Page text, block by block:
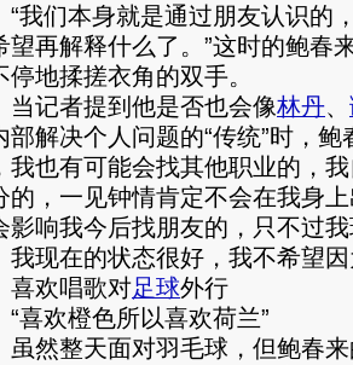
们本身就是通过朋友认识的
望再解释什么了。”这时的鲍春
停地揉搓衣角的双手。
者提到他是否也会像林丹、
部解决个人问题的“传统”时，
我也有可能会找其他职业的，
的，一见钟情肯定不会在我身上
影响我今后找朋友的，只不过
我现在的状态很好，我不希望
欢唱歌对足球外行
欢橙色所以喜欢荷兰”
整天面对羽毛球，但鲍春来